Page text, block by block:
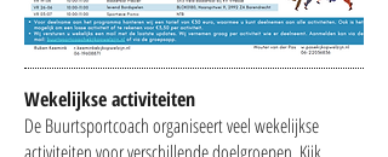
Wekelijkse activiteiten
De Buurtsportcoach organiseert veel wekelijkse